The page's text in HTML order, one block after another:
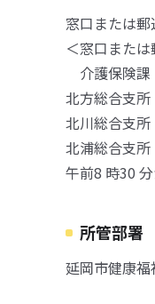
窓口または郵
＜窓口また
介護保険課
北方総合支
北川総合支
北浦総合支
午前8 時30
所管部署
延岡市健康